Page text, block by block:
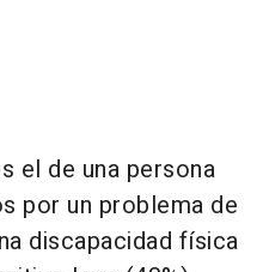
el de una persona
por un problema de
discapacidad física